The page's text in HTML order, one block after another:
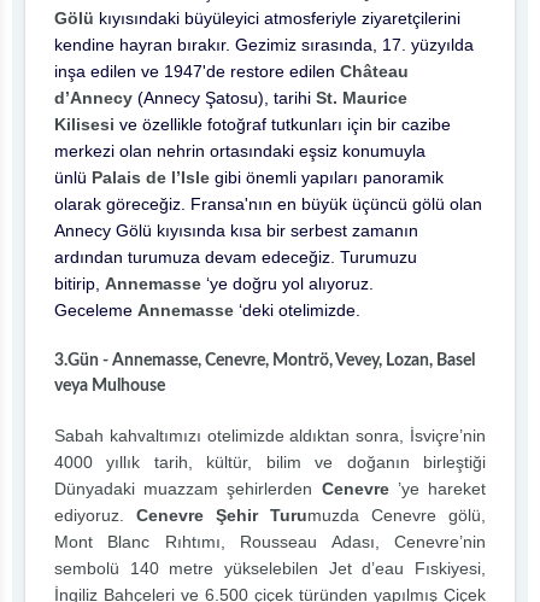
Gölü kıyısındaki büyüleyici atmosferiyle ziyaretçilerini
kendine hayran bırakır. Gezimiz sırasında, 17. yüzyılda
inşa edilen ve 1947'de restore edilen Château
d’Annecy (Annecy Şatosu), tarihi St. Maurice
Kilisesi ve özellikle fotoğraf tutkunları için bir cazibe
merkezi olan nehrin ortasındaki eşsiz konumuyla
ünlü Palais de l’Isle gibi önemli yapıları panoramik
olarak göreceğiz. Fransa'nın en büyük üçüncü gölü olan
Annecy Gölü kıyısında kısa bir serbest zamanın
ardından turumuza devam edeceğiz. Turumuzu
bitirip, Annemasse ‘ye doğru yol alıyoruz.
Geceleme Annemasse ‘deki otelimizde.
3.Gün - Annemasse, Cenevre, Montrö, Vevey, Lozan, Basel
veya Mulhouse
Sabah kahvaltımızı otelimizde aldıktan sonra, İsviçre’nin
4000 yıllık tarih, kültür, bilim ve doğanın birleştiği
Dünyadaki muazzam şehirlerden Cenevre’ye hareket
ediyoruz. Cenevre Şehir Turumuzda Cenevre gölü,
Mont Blanc Rıhtımı, Rousseau Adası, Cenevre’nin
sembolü 140 metre yükselebilen Jet d’eau Fıskiyesi,
İngiliz Bahçeleri ve 6.500 çiçek türünden yapılmış Çiçek